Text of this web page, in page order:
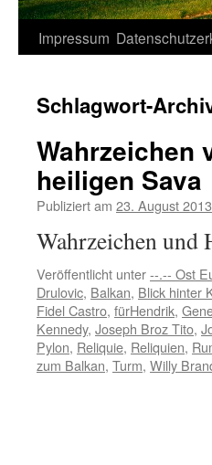
Zum
springen
Impressum
Schlagwort-
Wahrzeichen
heiligen Sava
Publiziert am 23. August 2013
Wahrzeichen
Veröffentlicht unter--.-- Ost
Drulovic, Balkan, Blick hinter
Fidel Castro, fürHendrik,
Kennedy, Joseph Broz Tito,
Pylon, Reliquie, Reliquien,
zum Balkan, Turm, Willy